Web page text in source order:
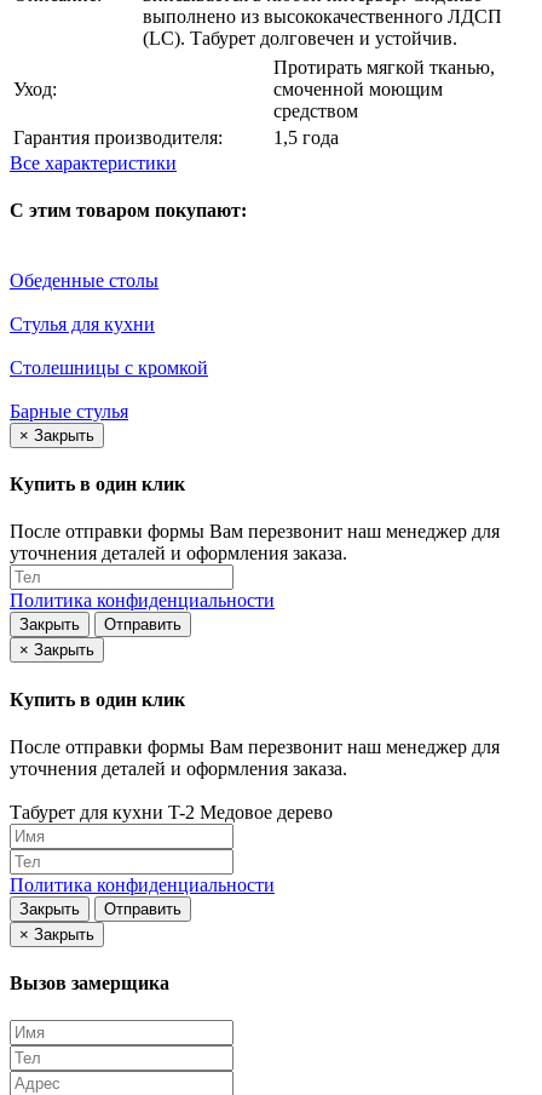
выполнено из высококачественного ЛДСП
(LC). Табурет долговечен и устойчив.
Уход:
Протирать мягкой тканью,
смоченной моющим
средством
Гарантия производителя:
1,5 года
Все характеристики
С этим товаром покупают:
Обеденные столы
Стулья для кухни
Столешницы с кромкой
Барные стулья
× Закрыть
Купить в один клик
После отправки формы Вам перезвонит наш менеджер для
уточнения деталей и оформления заказа.
Политика конфиденциальности
Закрыть
Отправить
× Закрыть
Купить в один клик
После отправки формы Вам перезвонит наш менеджер для
уточнения деталей и оформления заказа.
Табурет для кухни T-2 Медовое дерево
Политика конфиденциальности
Закрыть
Отправить
× Закрыть
Вызов замерщика